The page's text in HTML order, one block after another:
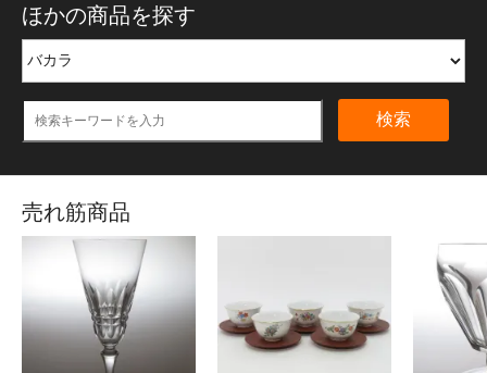
ほかの商品を探す
検索
売れ筋商品